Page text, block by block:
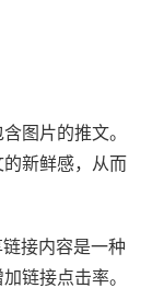
图片的推文。
新鲜感，从而
接内容是一种
链接点击率。